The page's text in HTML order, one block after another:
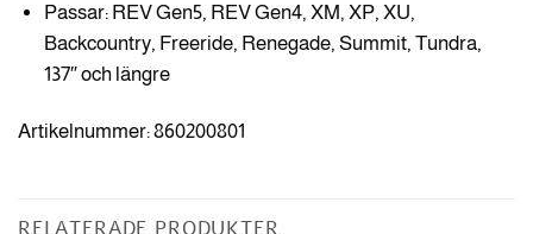
Passar: REV Gen5, REV Gen4, XM, XP, XU,
Backcountry, Freeride, Renegade, Summit, Tundra,
137″ och längre
Artikelnummer: 860200801